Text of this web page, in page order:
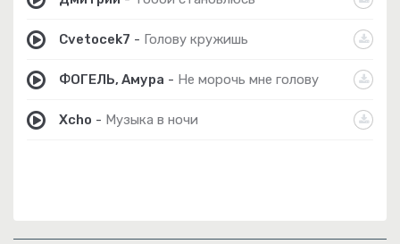
Cvetocek7 - Голову кружишь
ФОГЕЛЬ, Амура - Не морочь мне голову
Xcho - Музыка в ночи